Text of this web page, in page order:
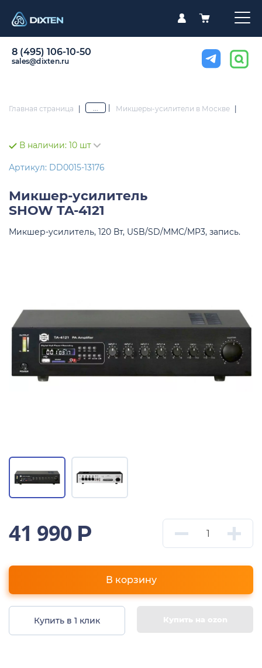
8 (495) 106-10-50
sales@dixten.ru
Главная страница | ... Микшеры-усилители в Москве |
В наличии: 10 шт
Артикул: DD0015-13176
Микшер-усилитель
SHOW TA-4121
Микшер-усилитель, 120 Вт, USB/SD/MMC/MP3, запись.
41 990 Р
В корзину
Купить в 1 клик Купить на ozon